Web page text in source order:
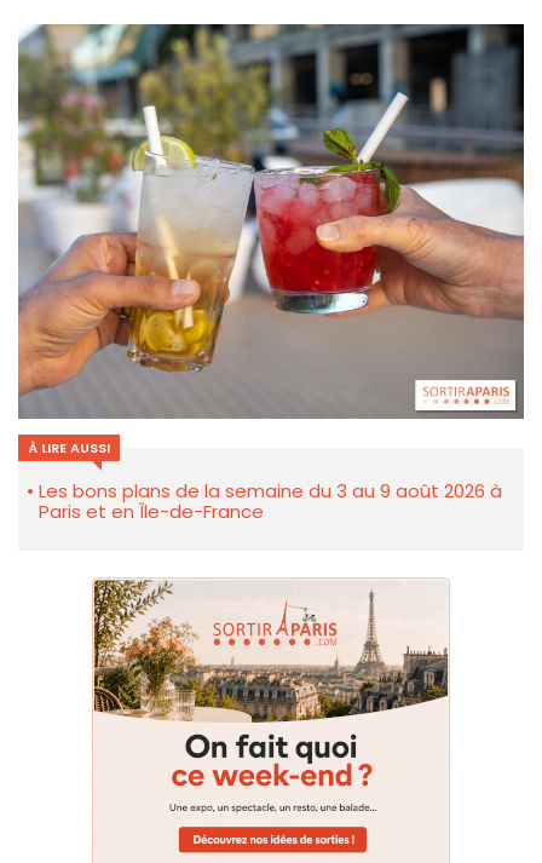
À LIRE AUSSI
Les bons plans de la semaine du 3 au 9 août 2026 à
Paris et en Île-de-France